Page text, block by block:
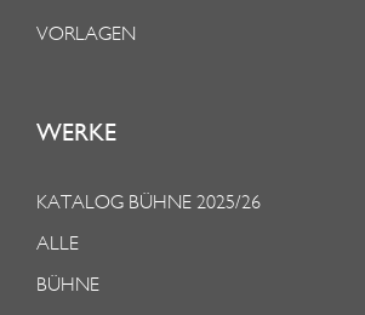
VORLAGEN
WERKE
KATALOG BÜHNE 2025/26
ALLE
BÜHNE